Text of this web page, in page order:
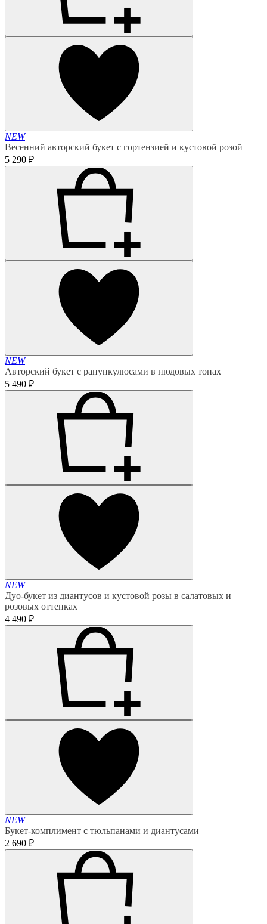
NEW
Весенний авторский букет с гортензией и кустовой розой
5 290 ₽
NEW
Авторский букет с ранункулюсами в нюдовых тонах
5 490 ₽
NEW
Дуо-букет из диантусов и кустовой розы в салатовых и
розовых оттенках
4 490 ₽
NEW
Букет-комплимент с тюльпанами и диантусами
2 690 ₽